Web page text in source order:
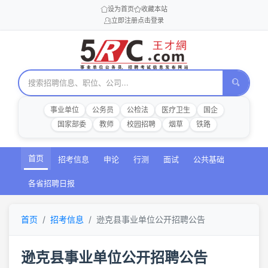
设为首页
收藏本站
立即注册点击登录
事业单位 公务员 公检法 医疗卫生
国企
国家部委
教师 校园招聘 烟草 铁路
首页 招考信息 申论 行测 面试 公共基础
各省招聘日报
首页 招考信息 逊克县事业单位公开招聘公告
逊克县事业单位公开招聘公告